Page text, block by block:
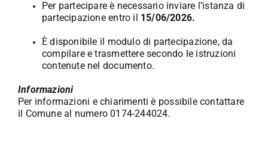
Per partecipare è necessario inviare l’istanza di
partecipazione entro il 15/06/2026.
È disponibile il modulo di partecipazione, da
compilare e trasmettere secondo le istruzioni
contenute nel documento.
Informazioni
Per informazioni e chiarimenti è possibile contattare
il Comune al numero 0174-244024.